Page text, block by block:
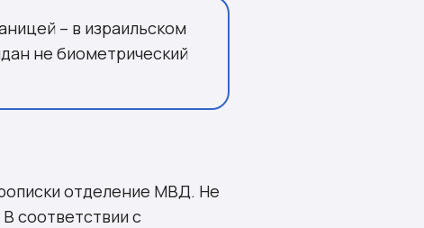
– в израильском
не биометрический
отделение МВД. Не
соответствии с